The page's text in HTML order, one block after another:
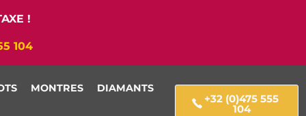
!
104
MONTRES DIAMANTS
+32 (0)475 555
104